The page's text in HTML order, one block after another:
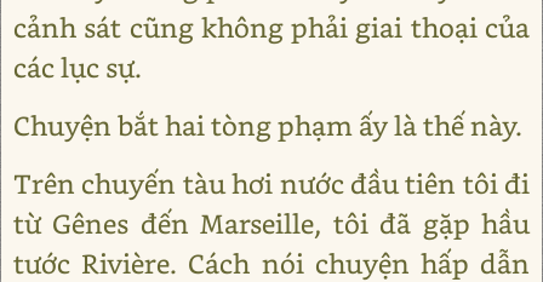
cảnh sát cũng không phải giai thoại của
các lục sự.
Chuyện bắt hai tòng phạm ấy là thế này.
Trên chuyến tàu hơi nước đầu tiên tôi đi
từ Gênes đến Marseille, tôi đã gặp hầu
tước Rivière. Cách nói chuyện hấp dẫn